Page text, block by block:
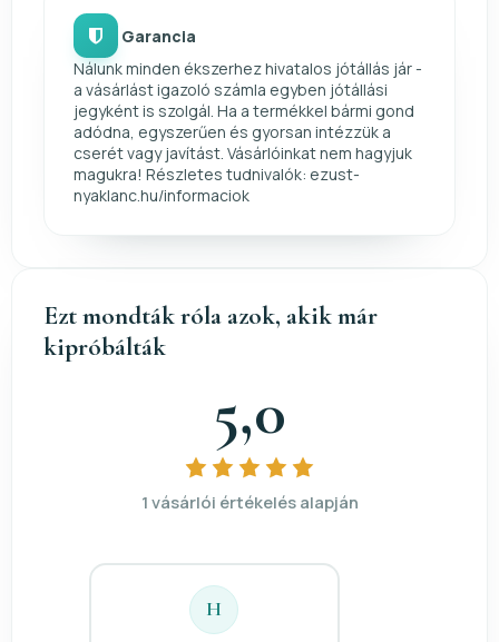
Garancia
Nálunk minden ékszerhez hivatalos jótállás jár -
a vásárlást igazoló számla egyben jótállási
jegyként is szolgál. Ha a termékkel bármi gond
adódna, egyszerűen és gyorsan intézzük a
cserét vagy javítást. Vásárlóinkat nem hagyjuk
magukra! Részletes tudnivalók: ezust-
nyaklanc.hu/informaciok
Ezt mondták róla azok, akik már
kipróbálták
5,0
1 vásárlói értékelés alapján
H